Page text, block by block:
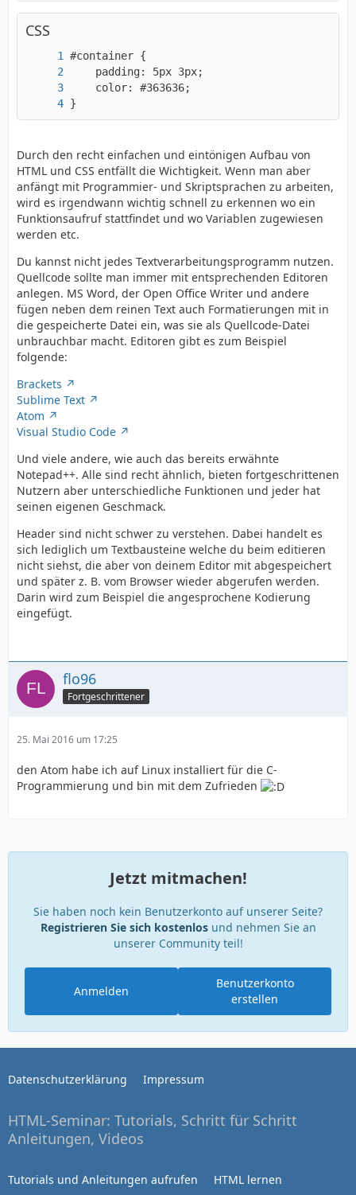
CSS
}
Durch den recht einfachen und eintönigen Aufbau von
HTML und CSS entfällt die Wichtigkeit. Wenn man aber
anfängt mit Programmier- und Skriptsprachen zu arbeiten,
wird es irgendwann wichtig schnell zu erkennen wo ein
Funktionsaufruf stattfindet und wo Variablen zugewiesen
werden etc.
Du kannst nicht jedes Textverarbeitungsprogramm nutzen.
Quellcode sollte man immer mit entsprechenden Editoren
anlegen. MS Word, der Open Office Writer und andere
fügen neben dem reinen Text auch Formatierungen mit in
die gespeicherte Datei ein, was sie als Quellcode-Datei
unbrauchbar macht. Editoren gibt es zum Beispiel
folgende:
Brackets
Sublime Text
Atom
Visual Studio Code
Und viele andere, wie auch das bereits erwähnte
Notepad++. Alle sind recht ähnlich, bieten fortgeschrittenen
Nutzern aber unterschiedliche Funktionen und jeder hat
seinen eigenen Geschmack.
Header sind nicht schwer zu verstehen. Dabei handelt es
sich lediglich um Textbausteine welche du beim editieren
nicht siehst, die aber von deinem Editor mit abgespeichert
und später z. B. vom Browser wieder abgerufen werden.
Darin wird zum Beispiel die angesprochene Kodierung
eingefügt.
flo96
Fortgeschrittener
25. Mai 2016 um 17:25
den Atom habe ich auf Linux installiert für die C-
Programmierung und bin mit dem Zufrieden
Jetzt mitmachen!
Sie haben noch kein Benutzerkonto auf unserer Seite?
Registrieren Sie sich kostenlosund nehmen Sie an
unserer Community teil!
Benutzerkonto
erstellen
Anmelden
Datenschutzerklärung Impressum
HTML-Seminar: Tutorials, Schritt für Schritt
Anleitungen, Videos
Tutorials und Anleitungen aufrufen HTML lernen